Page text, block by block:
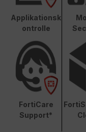
Applikationsk
ontrolle
FortiCare
Support*